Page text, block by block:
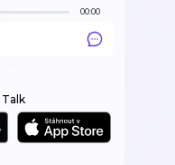
00:00
Talk